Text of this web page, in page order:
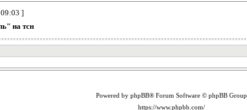
]
на тсн
Powered by phpBB® Forum Software © phpBB Group
https://www.phpbb.com/